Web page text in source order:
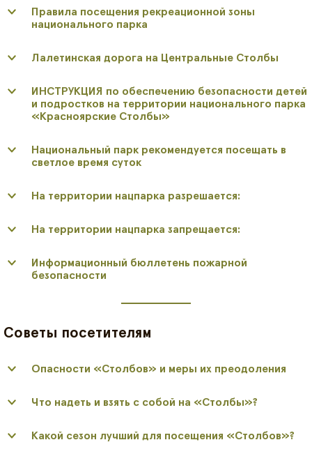
Правила посещения рекреационной зоны
национального парка
Лалетинская дорога на Центральные Столбы
ИНСТРУКЦИЯ по обеспечению безопасности детей
и подростков на территории национального парка
«Красноярские Столбы»
Национальный парк рекомендуется посещать в
светлое время суток
На территории нацпарка разрешается:
На территории нацпарка запрещается:
Информационный бюллетень пожарной
безопасности
Советы посетителям
Опасности «Столбов» и меры их преодоления
Что надеть и взять с собой на «Столбы»?
Какой сезон лучший для посещения «Столбов»?